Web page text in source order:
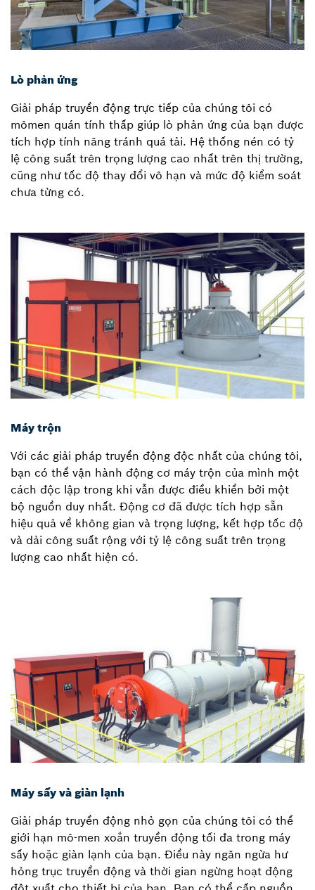
Lò phản ứng
Giải pháp truyền động trực tiếp của chúng tôi có
mômen quán tính thấp giúp lò phản ứng của bạn được
tích hợp tính năng tránh quá tải. Hệ thống nén có tỷ
lệ công suất trên trọng lượng cao nhất trên thị trường,
cũng như tốc độ thay đổi vô hạn và mức độ kiểm soát
chưa từng có.
Máy trộn
Với các giải pháp truyền động độc nhất của chúng tôi,
bạn có thể vận hành động cơ máy trộn của mình một
cách độc lập trong khi vẫn được điều khiển bởi một
bộ nguồn duy nhất. Động cơ đã được tích hợp sẵn
hiệu quả về không gian và trọng lượng, kết hợp tốc độ
và dải công suất rộng với tỷ lệ công suất trên trọng
lượng cao nhất hiện có.
Máy sấy và giàn lạnh
Giải pháp truyền động nhỏ gọn của chúng tôi có thể
giới hạn mô-men xoắn truyền động tối đa trong máy
sấy hoặc giàn lạnh của bạn. Điều này ngăn ngừa hư
hỏng trục truyền động và thời gian ngừng hoạt động